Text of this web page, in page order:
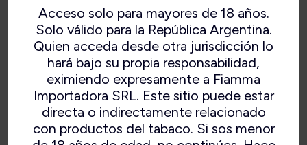
Acceso solo para mayores de 18 años.
Solo válido para la República Argentina.
Quien acceda desde otra jurisdicción lo
hará bajo su propia responsabilidad,
eximiendo expresamente a Fiamma
Importadora SRL. Este sitio puede estar
directa o indirectamente relacionado
con productos del tabaco. Si sos menor
SAVINELLI CAMOUFLAGE
RUSTICATED BLACK (101)